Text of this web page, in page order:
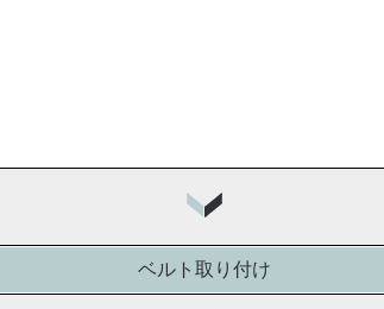
ベルト取り付け